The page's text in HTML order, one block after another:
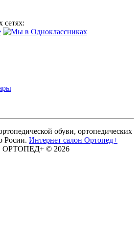
обуви, ортопедических
Росии. Интернет салон Ортопед+
ОРТОПЕД+ © 2026